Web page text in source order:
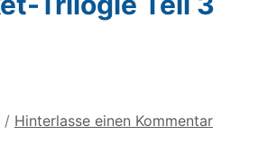
/ Hinterlasse einen Kommentar